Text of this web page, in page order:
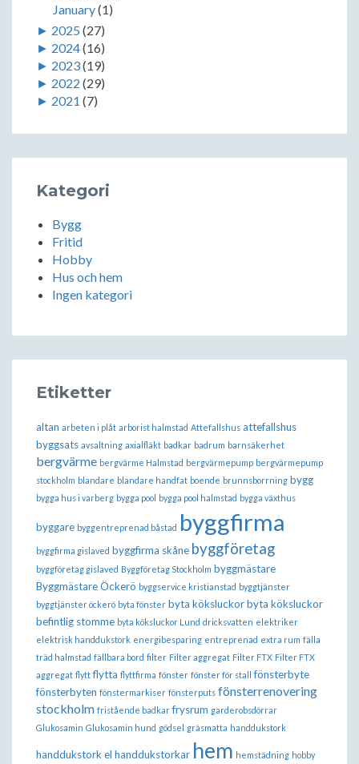
January(1)
► 2025 (27)
► 2024(16)
► 2023(19)
► 2022 (29)
► 2021 (7)
Kategori
Bygg
Fritid
Hobby
Hus och hem
Ingen kategori
Etiketter
altan arbeten i plåt arborist halmstad Attefallshus attefallshus
byggsats avsaltning axialfläkt badkar badrum barnsäkerhet
bergvärme bergvärme Halmstad bergvärmepump bergvärmepump
stockholm blandare blandare handfat boende brunnsborrning bygg
bygga hus i varberg bygga pool bygga pool halmstad bygga växthus
byggare byggentreprenad båstad byggfirma
byggfirma gislaved byggfirma skåne byggföretag
byggföretag gislaved Byggföretag Stockholm byggmästare
Byggmästare Öckerö byggservice kristianstad byggtjänster
byggtjänster öckerö byta fönster byta köksluckorbyta köksluckor
befintlig stomme byta köksluckor Lund dricksvatten elektriker
elektrisk handdukstork energibesparing entreprenad extra rum fälla
träd halmstad fällbara bord filter Filter aggregat Filter FTX Filter FTX
aggregat flytt flytta flyttfirma fönster fönster för stall fönsterbyte
fönsterbyten fönstermarkiser fönsterputs fönsterrenovering
stockholm fristående badkar frysrum garderobsdörrar
Glukosamin Glukosamin hund gödsel gräsmatta handdukstork
handdukstork el handdukstorkar hem hemstädning hobby